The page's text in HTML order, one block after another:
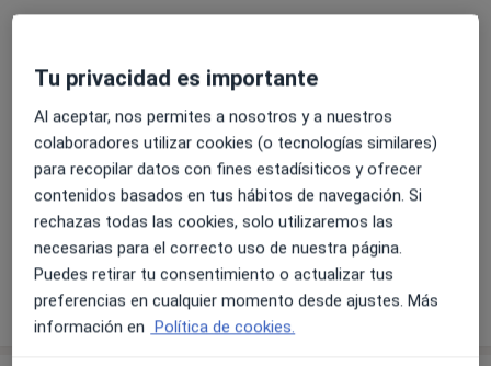
Jorge Boter
Psicólogo
9 opiniones
Calle de la Golondrina 29, Aravaca •Mapa
Clínica Fuensalud
Primera visita Psicología
Pedir una cita
Tu privacidad es importante
Al aceptar, nos permites a nosotros y a nuestros
colaboradores utilizar cookies (o tecnologías similares)
para recopilar datos con fines estadísiticos y ofrecer
contenidos basados en tus hábitos de navegación. Si
rechazas todas las cookies, solo utilizaremos las
necesarias para el correcto uso de nuestra página.
Puedes retirar tu consentimiento o actualizar tus
preferencias en cualquier momento desde ajustes. Más
información en Política de cookies.